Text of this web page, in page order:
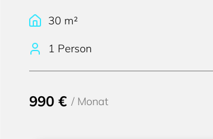
30 m²
1 Person
990 € / Monat